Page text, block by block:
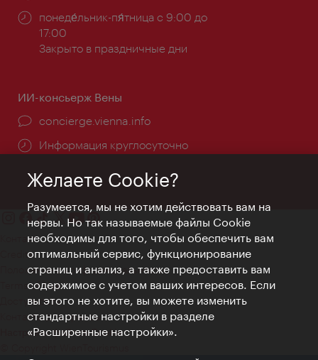
Часы
работы:
понеде́льник-пя́тница с 9:00 до
17:00
Закрыто в праздничные дни
ИИ-консьерж Вены
concierge.vienna.info
Информация круглосуточно
Контакт
Credits
Положение о конфиденциальности
Terms of Use
Доступность
Контакты для прессы
Настройки файлов Cookie
Желаете Cookie?
Разумеется, мы не хотим действовать вам на
нервы. Но так называемые файлы Cookie
необходимы для того, чтобы обеспечить вам
оптимальный сервис, функционирование
страниц и анализ, а также предоставить вам
содержимое с учетом ваших интересов. Если
вы этого не хотите, вы можете изменить
стандартные настройки в разделе
«Расширенные настройки».